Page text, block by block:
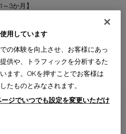
3か月】
～2週間】
要する輸入商品の一部を、期間限
しております。数量限定のため、な
用しています
の体験を向上させ、お客様にあっ
供や、トラフィックを分析するた
ます。OKを押すことでお客様は
たものとみなされます。
ージでいつでも設定を変更いただけ